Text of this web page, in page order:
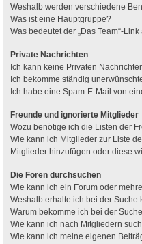
Weshalb werden verschiedene
Was ist eine Hauptgruppe?
Was bedeutet der „Das Team“-
Private Nachrichten
Ich kann keine Privaten
Ich bekomme ständig
Ich habe eine Spam-E-Mail von
Freunde und ignorierte Mitglieder
Wozu benötige ich die Listen der
Wie kann ich Mitglieder zur Liste
Mitglieder hinzufügen oder diese
Die Foren durchsuchen
Wie kann ich ein Forum oder
Weshalb erhalte ich bei der Suche
Warum bekomme ich bei der
Wie kann ich nach Mitgliedern
Wie kann ich meine eigenen